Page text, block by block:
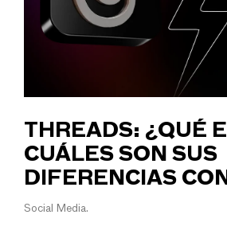
THREADS: ¿QUÉ
CUÁLES SON SUS
DIFERENCIAS
Social Media